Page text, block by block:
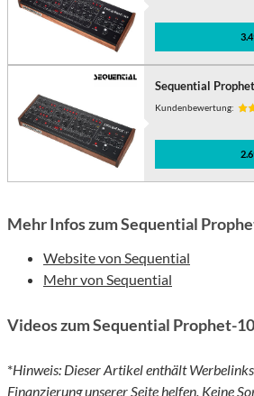
Sequential
Kundenbewertung:
Mehr Infos zum Sequential
Website von Sequential
Mehr von Sequential
Videos zum Sequential Prophet-
*Hinweis: Dieser Artikel enthält
Finanzierung unserer Seite helfen. Keine